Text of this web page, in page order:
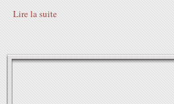
Lire la suite